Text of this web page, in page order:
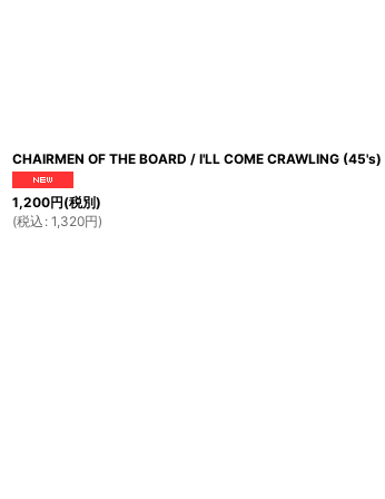
CHAIRMEN OF THE BOARD / I'LL COME CRAWLING (45's)
1,200円(税別)
(税込 : 1,320円)